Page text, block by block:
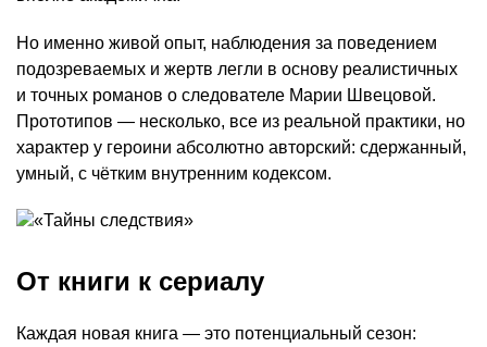
Но именно живой опыт, наблюдения за поведением
подозреваемых и жертв легли в основу реалистичных
и точных романов о следователе Марии Швецовой.
Прототипов — несколько, все из реальной практики, но
характер у героини абсолютно авторский: сдержанный,
умный, с чётким внутренним кодексом.
От книги к сериалу
Каждая новая книга — это потенциальный сезон: